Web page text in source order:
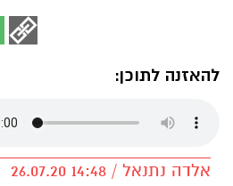
להאזנה לתוכן:
אלדה נתנאל / 14:48 26.07.20